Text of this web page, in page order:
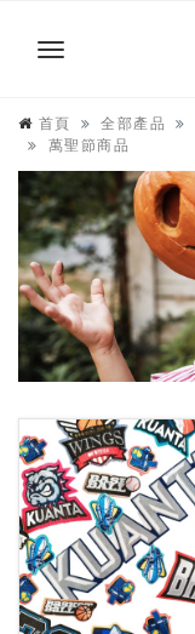
首頁 全部產品
萬聖節商品